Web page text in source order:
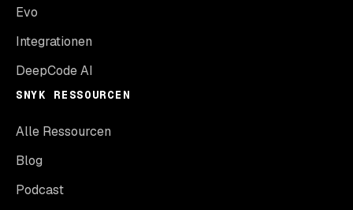
Evo
Integrationen
DeepCode AI
SNYK RESSOURCEN
Alle Ressourcen
Blog
Podcast